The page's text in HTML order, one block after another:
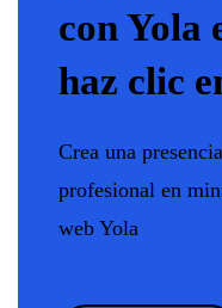
con Yola
haz clic
Crea una
profesional en
web Yola